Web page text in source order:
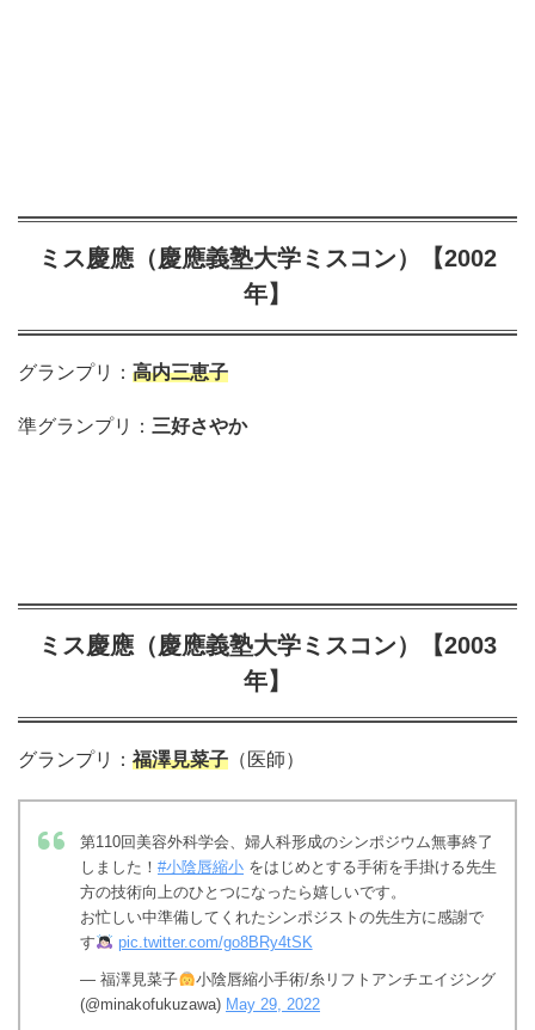
ミス慶應（慶應義塾大学ミスコン）【2002
年】
グランプリ： 高内三恵子
準グランプリ： 三好さやか
ミス慶應（慶應義塾大学ミスコン）【2003
年】
グランプリ： 福澤見菜子 （医師）
第110回美容外科学会、婦人科形成のシンポジウム無事終了
しました！ #小陰唇縮小 をはじめとする手術を手掛ける先生
方の技術向上のひとつになったら嬉しいです。
お忙しい中準備してくれたシンポジストの先生方に感謝で
す
pic.twitter.com/go8BRy4tSK
— 福澤見菜子
小陰唇縮小手術/糸リフトアンチエイジング
(@minakofukuzawa) May 29, 2022